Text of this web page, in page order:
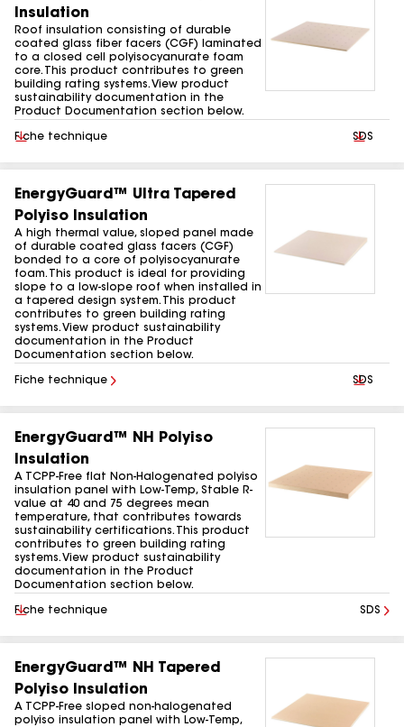
Insulation
Roof insulation consisting of durable
coated glass fiber facers (CGF) laminated
to a closed cell polyisocyanurate foam
core. This product contributes to green
building rating systems. View product
sustainability documentation in the
Product Documentation section below.
Télécharger
Fiche technique SDS
EnergyGuard™ Ultra Tapered
Polyiso Insulation
A high thermal value, sloped panel made
of durable coated glass facers (CGF)
bonded to a core of polyisocyanurate
foam. This product is ideal for providing
slope to a low-slope roof when installed in
a tapered design system. This product
contributes to green building rating
systems. View product sustainability
documentation in the Product
Documentation section below.
Fiche technique SDS
EnergyGuard™ NH Polyiso
Insulation
A TCPP-Free flat Non-Halogenated polyiso
insulation panel with Low-Temp, Stable R-
value at 40 and 75 degrees mean
temperature, that contributes towards
sustainability certifications. This product
contributes to green building rating
systems. View product sustainability
documentation in the Product
Documentation section below.
Télécharger
Fiche technique SDS
EnergyGuard™ NH Tapered
Polyiso Insulation
A TCPP-Free sloped non-halogenated
polyiso insulation panel with Low-Temp,